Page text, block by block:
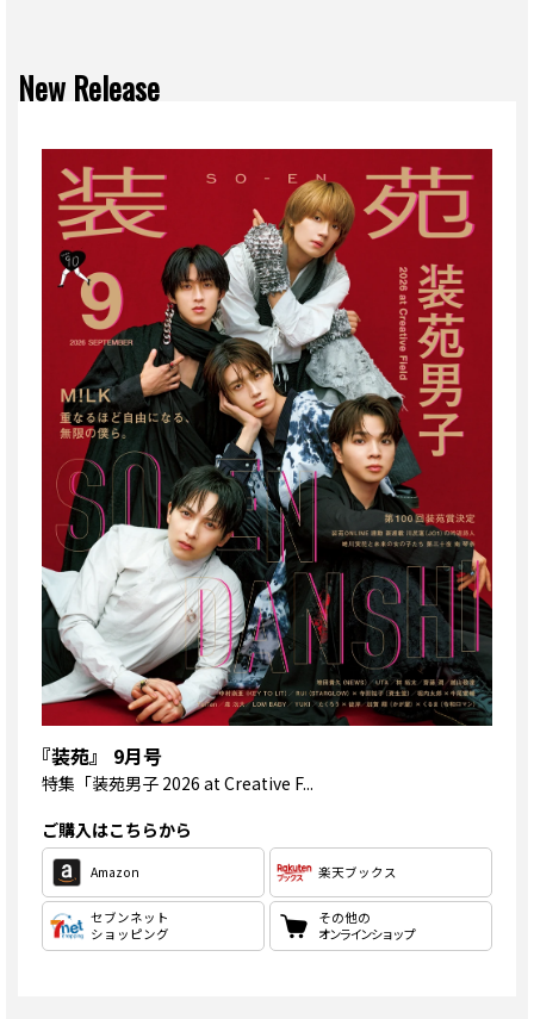
New Release
『装苑』 9月号
特集 「装苑男子 2026 at Creative F...
ご購入はこちらから
Amazon 楽天ブックス
セブンネット
ショッピング
その他の
オンラインショップ